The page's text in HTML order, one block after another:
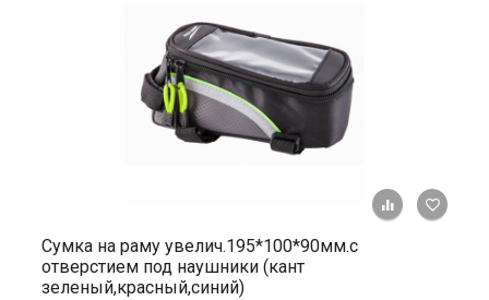
+ К
Сумка на раму увелич.195*100*90мм.с
отверстием под наушники (кант
зеленый,красный,синий)